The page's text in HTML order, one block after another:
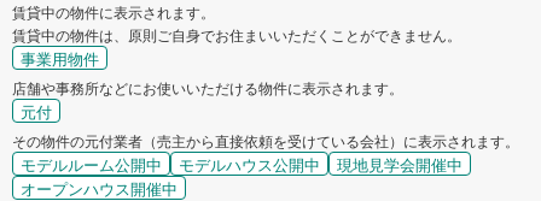
賃貸中の物件に表示されます。
賃貸中の物件は、原則ご自身でお住まいいただくことができません。
事業用物件
店舗や事務所などにお使いいただける物件に表示されます。
元付
その物件の元付業者（売主から直接依頼を受けている会社）に表示されます。
モデルルーム公開中 モデルハウス公開中
現地見学会開催中
オープンハウス開催中